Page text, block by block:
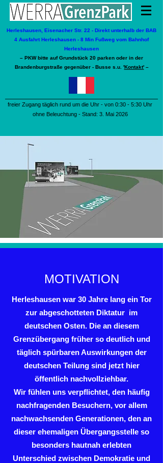
Herleshausen, Eisenacher Str. 22 - Direkt unterhalb der BAB
4 Ausfahrt Herleshausen - 8 Min Fußweg vom Bahnhof
Herleshausen
– PKW bitte auf Grundstück 20 parken oder in der
Brandenburgstraße gegenüber - Busse s.u. 'Kontakt'–
freier Zugang täglich rund um die Uhr - von 0:30 - 5:30 Uhr
ohne Beleuchtung - Stand: 3. Mai 2026
MOTIVATION
Herleshausen war 30 Jahre lang ein Tor
zur abgeschotteten Diktatur im
deutschen Osten. Die an diesem
Grenzübergang früher so deutlich und
täglich spürbaren Auswirkungen der
deutschen Teilung sind jetzt hier
öffentlich nachvollziehbar.
Wir fühlen uns verpflichtet, den häufig
nachfragenden Besuchern, vor allem
nachwachsenden Generationen, den an
dieser ehemaligen Übergangsstelle so
besonders hautnah erlebten
Unterschied zwischen Demokratie und